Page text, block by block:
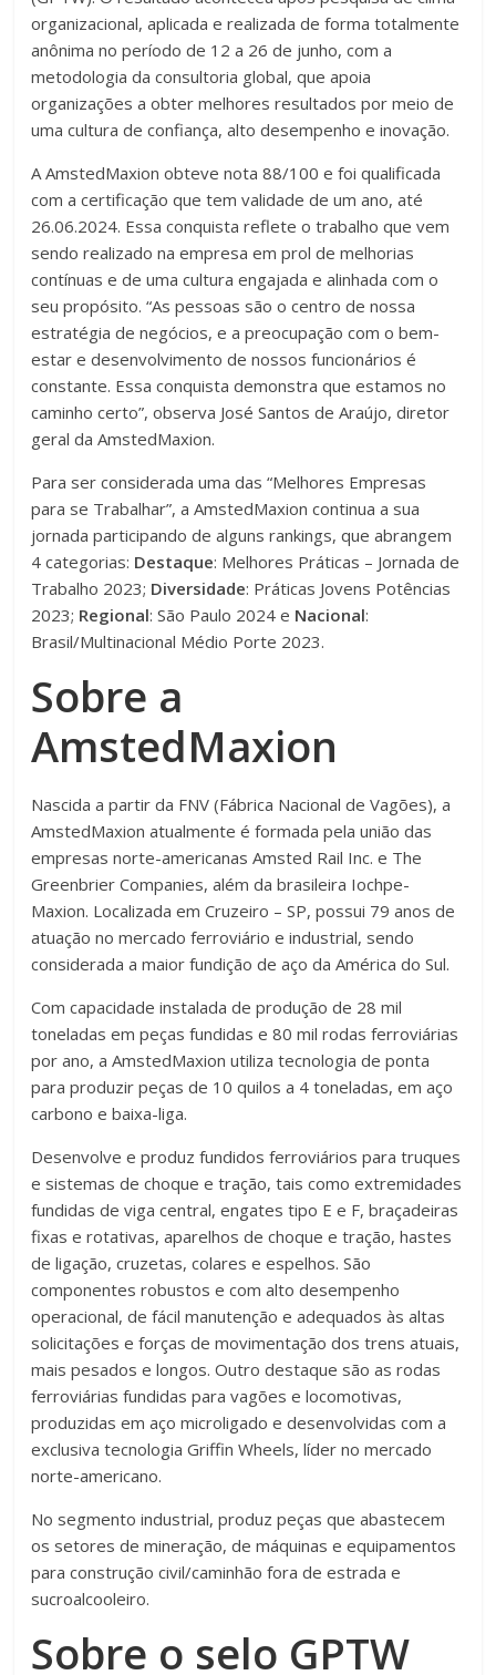
organizacional, aplicada e realizada de forma totalmente
anônima no período de 12 a 26 de junho, com a
metodologia da consultoria global, que apoia
organizações a obter melhores resultados por meio de
uma cultura de confiança, alto desempenho e inovação.
A AmstedMaxion obteve nota 88/100 e foi qualificada
com a certificação que tem validade de um ano, até
26.06.2024. Essa conquista reflete o trabalho que vem
sendo realizado na empresa em prol de melhorias
contínuas e de uma cultura engajada e alinhada com o
seu propósito. “As pessoas são o centro de nossa
estratégia de negócios, e a preocupação com o bem-
estar e desenvolvimento de nossos funcionários é
constante. Essa conquista demonstra que estamos no
caminho certo”, observa José Santos de Araújo, diretor
geral da AmstedMaxion.
Para ser considerada uma das “Melhores Empresas
para se Trabalhar”, a AmstedMaxion continua a sua
jornada participando de alguns rankings, que abrangem
4 categorias: Destaque: Melhores Práticas – Jornada de
Trabalho 2023; Diversidade: Práticas Jovens Potências
2023; Regional: São Paulo 2024 e Nacional:
Brasil/Multinacional Médio Porte 2023.
Sobre a
AmstedMaxion
Nascida a partir da FNV (Fábrica Nacional de Vagões), a
AmstedMaxion atualmente é formada pela união das
empresas norte-americanas Amsted Rail Inc. e The
Greenbrier Companies, além da brasileira Iochpe-
Maxion. Localizada em Cruzeiro – SP, possui 79 anos de
atuação no mercado ferroviário e industrial, sendo
considerada a maior fundição de aço da América do Sul.
Com capacidade instalada de produção de 28 mil
toneladas em peças fundidas e 80 mil rodas ferroviárias
por ano, a AmstedMaxion utiliza tecnologia de ponta
para produzir peças de 10 quilos a 4 toneladas, em aço
carbono e baixa-liga.
Desenvolve e produz fundidos ferroviários para truques
e sistemas de choque e tração, tais como extremidades
fundidas de viga central, engates tipo E e F, braçadeiras
fixas e rotativas, aparelhos de choque e tração, hastes
de ligação, cruzetas, colares e espelhos. São
componentes robustos e com alto desempenho
operacional, de fácil manutenção e adequados às altas
solicitações e forças de movimentação dos trens atuais,
mais pesados e longos. Outro destaque são as rodas
ferroviárias fundidas para vagões e locomotivas,
produzidas em aço microligado e desenvolvidas com a
exclusiva tecnologia Griffin Wheels, líder no mercado
norte-americano.
No segmento industrial, produz peças que abastecem
os setores de mineração, de máquinas e equipamentos
para construção civil/caminhão fora de estrada e
sucroalcooleiro.
Sobre o selo GPTW